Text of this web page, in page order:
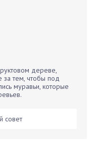
дереве,
тем, чтобы под
муравьи, которые
совет